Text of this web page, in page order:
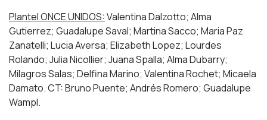
Plantel ONCE UNIDOS:Valentina Dalzotto; Alma
Gutierrez; Guadalupe Saval; Martina Sacco; Maria Paz
Zanatelli; Lucia Aversa; Elizabeth Lopez; Lourdes
Rolando; Julia Nicollier; Juana Spalla; Alma Dubarry;
Milagros Salas; Delfina Marino; Valentina Rochet; Micaela
Damato. CT: Bruno Puente; Andrés Romero; Guadalupe
Wampl.